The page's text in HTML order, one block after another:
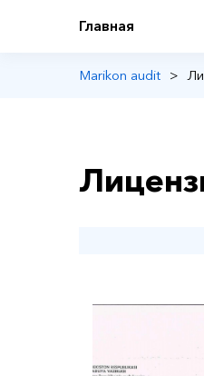
Главная
Marikon audit >